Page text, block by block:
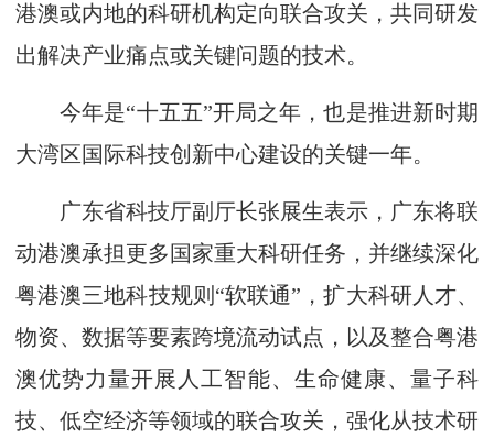
港澳或内地的科研机构定向联合攻关，共同研发
出解决产业痛点或关键问题的技术。
今年是“十五五”开局之年，也是推进新时期
大湾区国际科技创新中心建设的关键一年。
广东省科技厅副厅长张展生表示，广东将联
动港澳承担更多国家重大科研任务，并继续深化
粤港澳三地科技规则“软联通”，扩大科研人才、
物资、数据等要素跨境流动试点，以及整合粤港
澳优势力量开展人工智能、生命健康、量子科
技、低空经济等领域的联合攻关，强化从技术研